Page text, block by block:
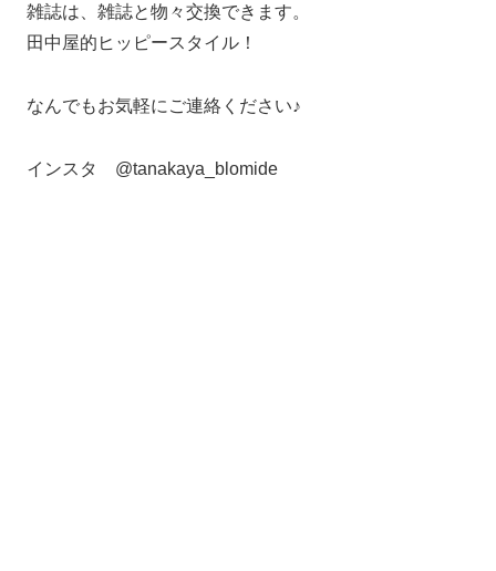
雑誌は、雑誌と物々交換できます。
田中屋的ヒッピースタイル！
なんでもお気軽にご連絡ください♪
インスタ @tanakaya_blomide